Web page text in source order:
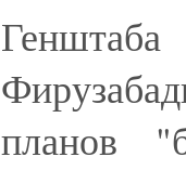
планов